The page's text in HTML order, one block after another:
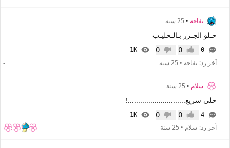
تفاحه • 25 سنة
حـلو الجـزر بـالـحليـب
0 إعجاب0 عدم إعجاب
0
1K
آخر رد: تفاحه • 25 سنة -
سلام • 25 سنة
حلى سريع............................!
4 إعجاب0 عدم إعجاب
0
1K
آخر رد: سلام • 25 سنة